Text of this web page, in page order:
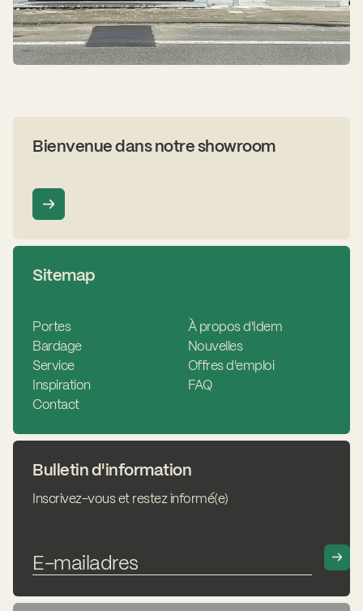
Bienvenue dans notre showroom
Sitemap
Portes
Bardage
Service
Inspiration
Contact
À propos d'Idem
Nouvelles
Offres d'emploi
FAQ
Bulletin d'information
Inscrivez-vous et restez informé(e)